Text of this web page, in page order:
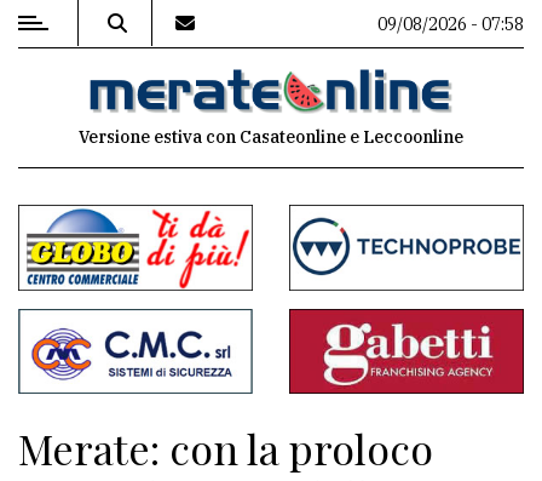
MENU
commenti
Contenuti
del
sito
Associazioni
09/08/2026 - 07:58
Versione estiva con Casateonline e Leccoonline
Merate: con la proloco